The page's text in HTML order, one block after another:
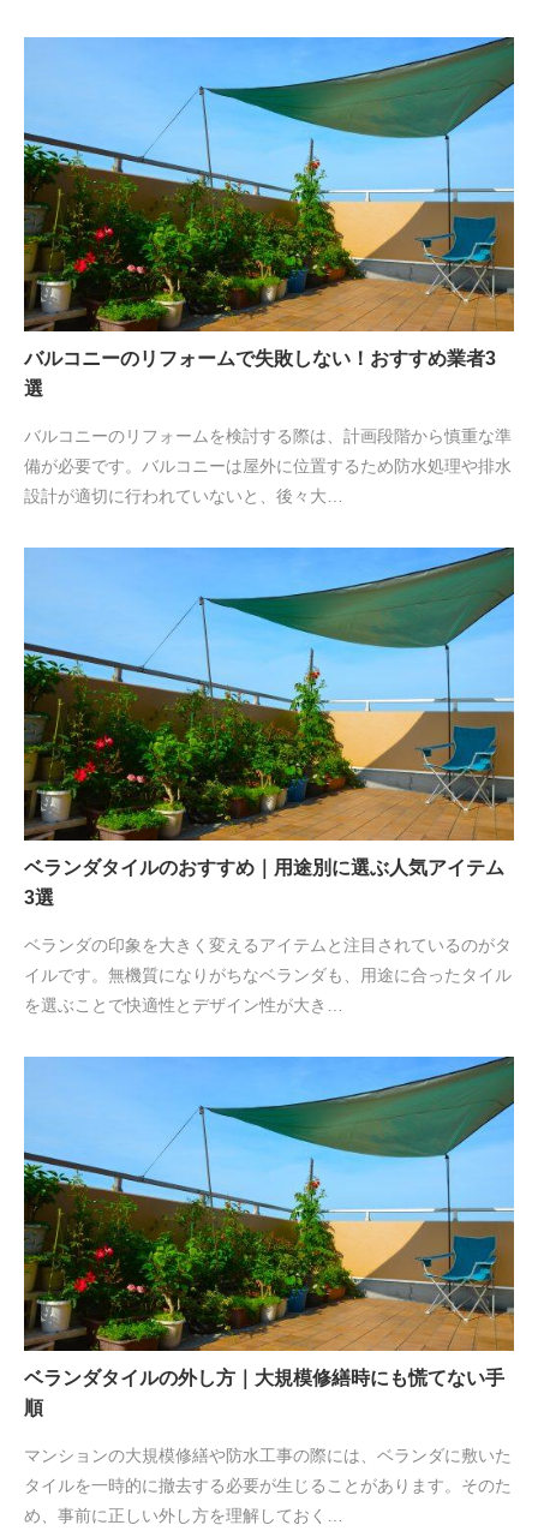
バルコニーのリフォームで失敗しない！おすすめ業者3
選
バルコニーのリフォームを検討する際は、計画段階から慎重な準
備が必要です。バルコニーは屋外に位置するため防水処理や排水
設計が適切に行われていないと、後々大…
ベランダタイルのおすすめ｜用途別に選ぶ人気アイテム
3選
ベランダの印象を大きく変えるアイテムと注目されているのがタ
イルです。無機質になりがちなベランダも、用途に合ったタイル
を選ぶことで快適性とデザイン性が大き…
ベランダタイルの外し方｜大規模修繕時にも慌てない手
順
マンションの大規模修繕や防水工事の際には、ベランダに敷いた
タイルを一時的に撤去する必要が生じることがあります。そのた
め、事前に正しい外し方を理解しておく…